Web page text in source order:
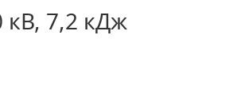
кВ, 7,2 кДж